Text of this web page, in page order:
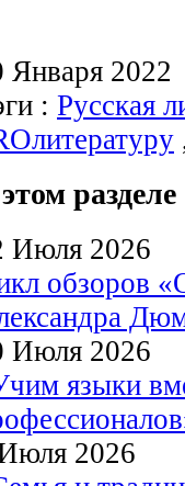
Января
: Русская
разделе
Июля 2026
обзоров
Июля 2026
языки
2026